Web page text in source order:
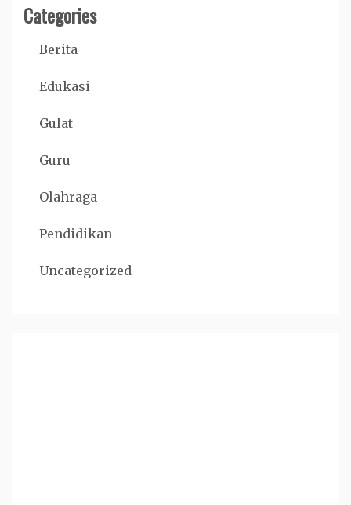
Categories
Berita
Edukasi
Gulat
Guru
Olahraga
Pendidikan
Uncategorized